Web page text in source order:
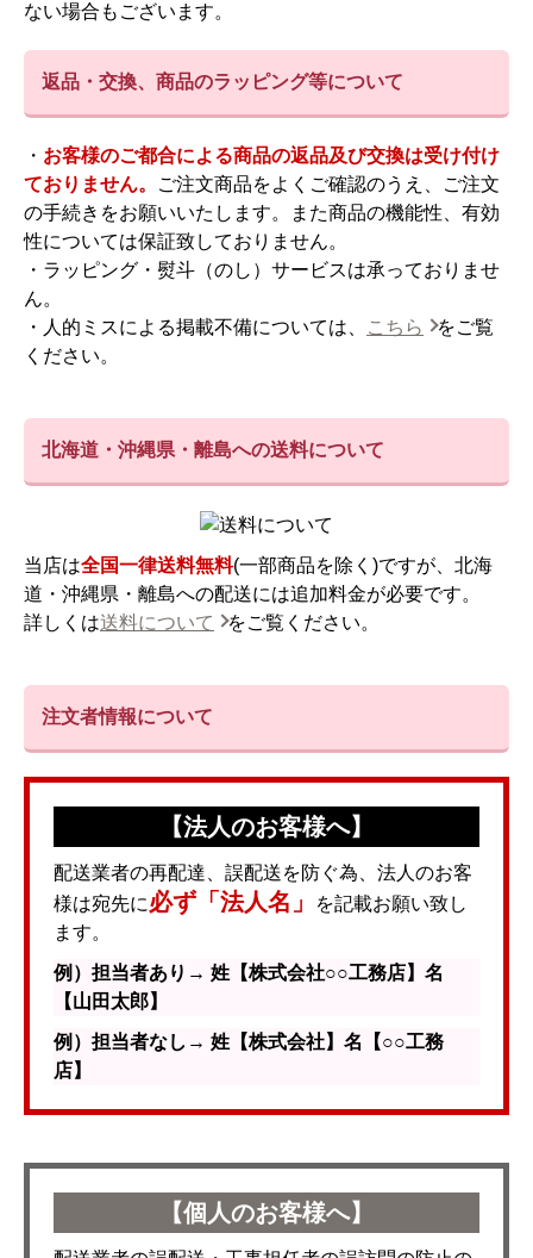
ない場合もございます。
返品・交換、商品のラッピング等について
・ お客様のご都合による商品の返品及び交換は受け付け
ておりません。
ご注文商品をよくご確認のうえ、ご注文
の手続きをお願いいたします。また商品の機能性、有効
性については保証致しておりません。
・ラッピング・熨斗（のし）サービスは承っておりませ
ん。
・人的ミスによる掲載不備については、
こちら
をご覧
ください。
北海道・沖縄県・離島への送料について
当店は全国一律送料無料(一部商品を除く)ですが、北海
道・沖縄県・離島への配送には追加料金が必要です。
詳しくは送料について をご覧ください。
注文者情報について
【法人のお客様へ】
配送業者の再配達、誤配送を防ぐ為、法人のお客
様は宛先に必ず「法人名」
を記載お願い致し
ます。
例）担当者あり→ 姓【株式会社○○工務店】名
【山田太郎】
例）担当者なし→ 姓【株式会社】名【○○工務
店】
【個人のお客様へ】